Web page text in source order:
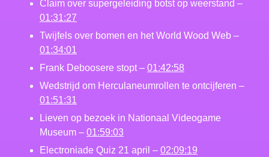
Claim over supergeleiding botst op weerstand –
01:31:27
Twijfels over bomen en het World Wood Web –
01:34:01
Frank Deboosere stopt – 01:42:58
Wedstrijd om Herculaneumrollen te ontcijferen –
01:51:31
Lieven op bezoek in Nationaal Videogame
Museum – 01:59:03
Electroniade Quiz 21 april – 02:09:19